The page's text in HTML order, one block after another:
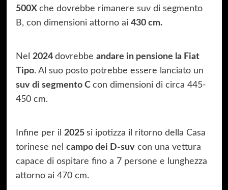
500X che dovrebbe rimanere suv di segmento
B, con dimensioni attorno ai 430 cm.
Nel 2024 dovrebbe andare in pensione la Fiat
Tipo. Al suo posto potrebbe essere lanciato un
suv di segmento C con dimensioni di circa 445-
450 cm.
Infine per il 2025 si ipotizza il ritorno della Casa
torinese nel campo dei D-suvcon una vettura
capace di ospitare fino a 7 persone e lunghezza
attorno ai 470 cm.